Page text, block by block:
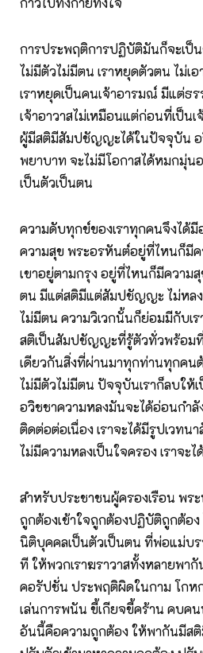
การประพฤติการปฏิบัติมันก็จะเป็
ไม่มีตัวไม่มีตน เราหยุดตัวตน ไม่เ
เราหยุดเป็นคนเจ้าอารมณ์ มีแต่ธ
เจ้าอาวาสไม่เหมือนแต่ก่อนที่เป็น
ผู้มีสติมีสัมปชัญญะได้ในปัจจุบัน
พยาบาท จะไม่มีโอกาสได้หมกมุ่
เป็นตัวเป็นตน
ความดับทุกข์ของเราทุกคนจึงได้
ความสุข พระอรหันต์อยู่ที่ไหนก็มี
เขาอยู่ตามกรุง อยู่ที่ไหนก็มีความ
ตน มีแต่สติมีแต่สัมปชัญญะ ไม่หลง
ไม่มีตน ความวิเวกนั้นก็ย่อมมีกับเ
สติเป็นสัมปชัญญะที่รู้ตัวทั่วพร้อม
เดียวกันสิ่งที่ผ่านมาทุกท่านทุกคน
ไม่มีตัวไม่มีตน ปัจจุบันเราก็ลบให้
อวิชชาความหลงมันจะได้อ่อนกำ
ติดต่อต่อเนื่อง เราจะได้มีรูปเว
ไม่มีความหลงเป็นใจครอง เราจ
สำหรับประชาชนผู้ครองเรือน พร
ถูกต้องเข้าใจถูกต้องปฏิบัติถูกต้อ
นิติบุคคลเป็นตัวเป็นตน ที่พ่อแม่บ
ที ให้พวกเราฆราวาสทั้งหลายพา
คอรัปชั่น ประพฤติผิดในกาม โกหก
เล่นการพนัน ขี้เกียจขี้คร้าน คบค
อันนี้คือความถูกต้อง ให้พากันมีส